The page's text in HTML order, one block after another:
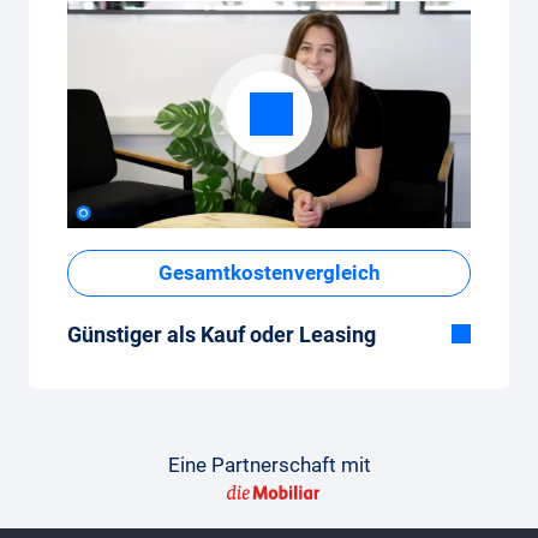
Gesamtkostenvergleich
Günstiger als Kauf oder Leasing
Leasing oder Neuwagenkauf tief.
So gelingt der Vergleich
Damit der Vergleich gelingt, findest du hier
Eine Partnerschaft mit